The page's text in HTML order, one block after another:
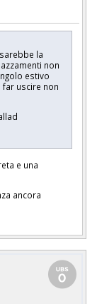
la
non
estivo
far uscire non
e una
ancora